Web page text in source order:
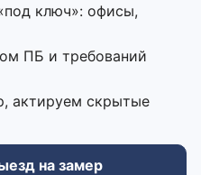
ключ»: офисы,
ПБ и требований
актируем скрытые
на замер